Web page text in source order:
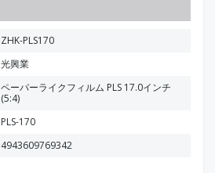
ZHK-PLS170
光興業
ペーパーライクフィルム PLS 17.0インチ
(5:4)
PLS-170
4943609769342